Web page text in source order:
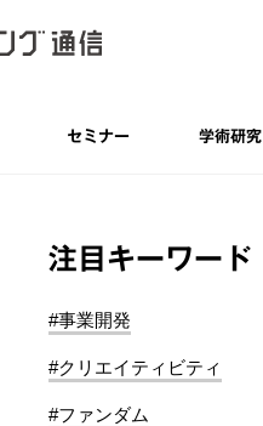
セミナー 学術研究
注目キーワード
#事業開発
#クリエイティビティ
#ファンダム